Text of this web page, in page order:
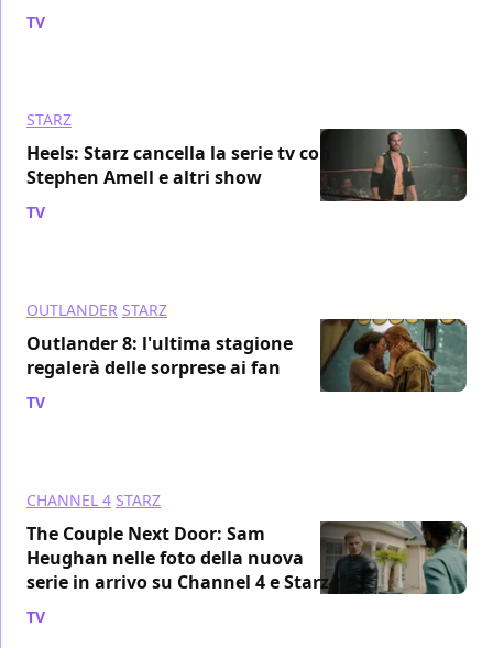
TV
STARZ
Heels: Starz cancella la serie tv con
Stephen Amell e altri show
TV
OUTLANDER STARZ
Outlander 8: l'ultima stagione
regalerà delle sorprese ai fan
TV
CHANNEL 4 STARZ
The Couple Next Door: Sam
Heughan nelle foto della nuova
serie in arrivo su Channel 4 e Starz
TV